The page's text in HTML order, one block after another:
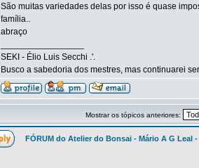
São muitas variedades delas por isso é quase
família..
abraço
SEKI - Élio Luis Secchi .'.
Busco a sabedoria dos mestres, mas continuarei
Mostrar os tópicos anteriores:
FÓRUM do Atelier do Bonsai - Mário A G Leal